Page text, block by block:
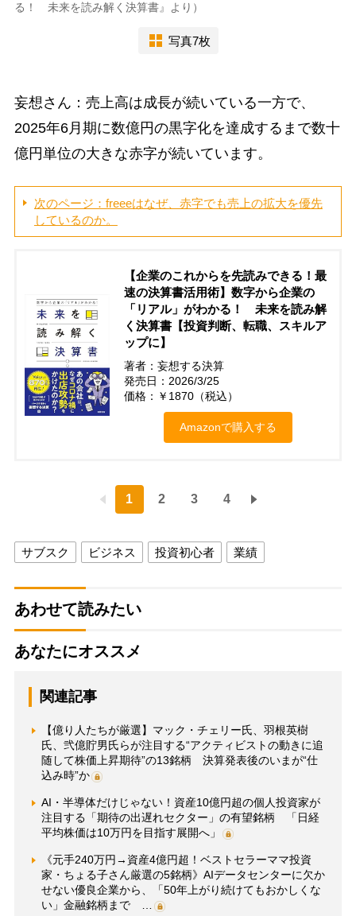
る！ 未来を読み解く決算書』より）
写真7枚
妄想さん：売上高は成長が続いている一方で、
2025年6月期に数億円の黒字化を達成するまで数十
億円単位の大きな赤字が続いています。
次のページ：freeeはなぜ、赤字でも売上の拡大を優先
しているのか。
【企業のこれからを先読みできる！最
速の決算書活用術】数字から企業の
「リアル」がわかる！ 未来を読み解
く決算書【投資判断、転職、スキルア
ップに】
著者：妄想する決算
発売日：2026/3/25
価格：￥1870（税込）
Amazonで購入する
1 2 3 4
サブスク ビジネス 投資初心者 業績
あわせて読みたい
あなたにオススメ
関連記事
【億り人たちが厳選】マック・チェリー氏、羽根英樹
氏、弐億貯男氏らが注目する“アクティビストの動きに追
随して株価上昇期待”の13銘柄 決算発表後のいまが“仕
込み時”か
AI・半導体だけじゃない！資産10億円超の個人投資家が
注目する「期待の出遅れセクター」の有望銘柄 「日経
平均株価は10万円を目指す展開へ」
《元手240万円→資産4億円超！ベストセラーママ投資
家・ちょる子さん厳選の5銘柄》AIデータセンターに欠か
せない優良企業から、「50年上がり続けてもおかしくな
い」金融銘柄まで …